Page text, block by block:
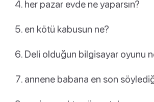
her pazar evde ne yaparsın?
en kötü kabusun ne?
Deli olduğun bilgisayar oyunu
annene babana en son